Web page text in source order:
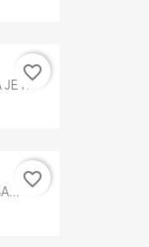
JET...
favorite_border
favorite_border